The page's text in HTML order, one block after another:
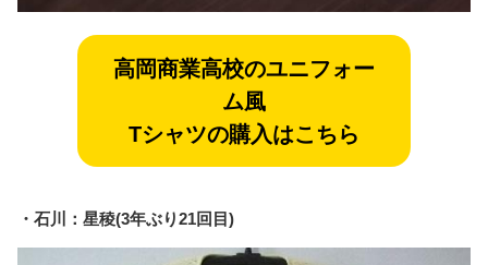
高岡商業高校のユニフォー
ム風
Tシャツの購入はこちら
・石川：星稜(3年ぶり21回目)